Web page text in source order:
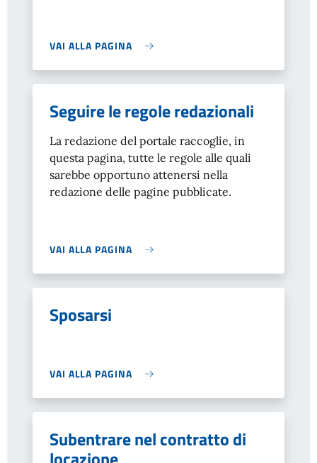
VAI ALLA PAGINA
Seguire le regole redazionali
La redazione del portale raccoglie, in
questa pagina, tutte le regole alle quali
sarebbe opportuno attenersi nella
redazione delle pagine pubblicate.
VAI ALLA PAGINA
Sposarsi
VAI ALLA PAGINA
Subentrare nel contratto di